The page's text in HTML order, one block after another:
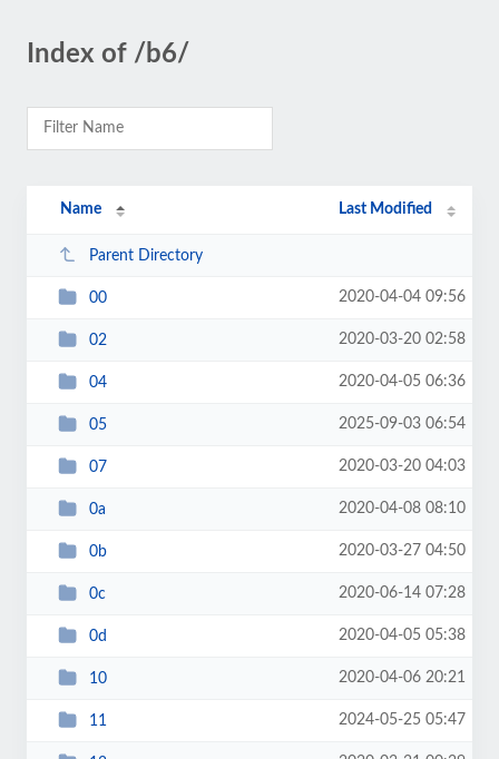
Index of /b6/
Name Last Modified
Parent Directory
00 2020-04-04 09:56
02 2020-03-20 02:58
04 2020-04-05 06:36
05 2025-09-03 06:54
07 2020-03-20 04:03
0a 2020-04-08 08:10
0b 2020-03-27 04:50
0c 2020-06-14 07:28
0d 2020-04-05 05:38
10 2020-04-06 20:21
11 2024-05-25 05:47